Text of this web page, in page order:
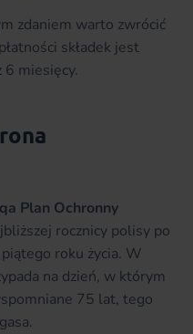
zdaniem warto zwrócić
składek jest
6 miesięcy.
Plan Ochronny
rocznicy polisy po
roku życia. W
na dzień, w którym
75 lat, tego